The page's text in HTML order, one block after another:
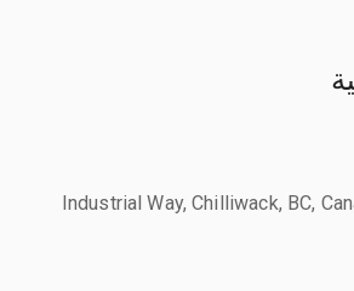
42275 Industrial Way, Chilliwack, BC,